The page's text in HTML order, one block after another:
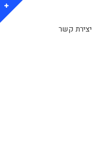
יצירת קשר